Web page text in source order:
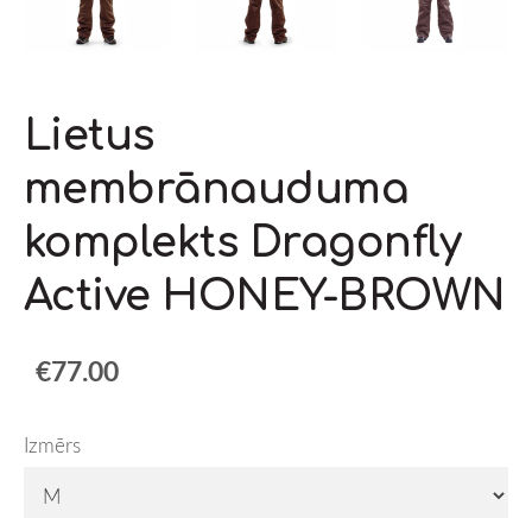
Lietus
membrānauduma
komplekts Dragonfly
Active HONEY-BROWN
€77.00
Izmērs